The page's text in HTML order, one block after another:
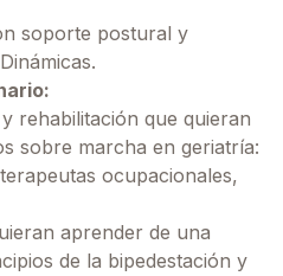
soporte postural y
rehabilitación que quieran
sobre marcha en geriatría:
ocupacionales,
aprender de una
de la bipedestación y